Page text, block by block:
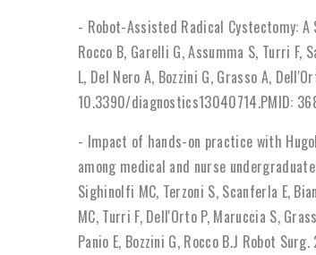
- Robot-Assisted Radical Cystectomy: A
Rocco B, Garelli G, Assumma S, Turri F,
L, Del Nero A, Bozzini G, Grasso A,
10.3390/diagnostics13040714.PMID:
- Impact of hands-on practice with
among medical and nurse
Sighinolfi MC, Terzoni S, Scanferla E,
MC, Turri F, Dell'Orto P, Maruccia S,
Panio E, Bozzini G, Rocco B.J Robot